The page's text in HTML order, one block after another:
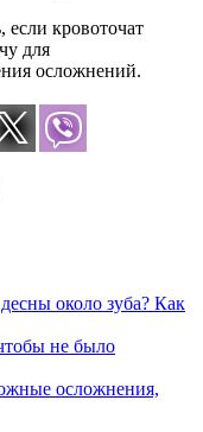
если кровоточат
для
осложнений.
около зуба? Как
не было
осложнения,